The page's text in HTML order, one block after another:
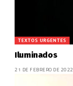
TEXTOS URGENTES
Iluminados
21 DE FEBRERO DE 2022